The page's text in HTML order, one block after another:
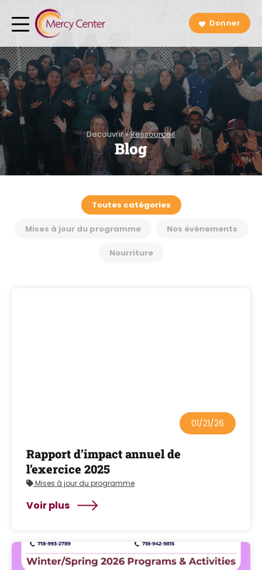
Decouvrir»Ressources
Blog
Toutes catégories
Mises à jour du programme Nos événements
Nourriture
01/21/26
Rapport d’impact annuel de
l’exercice 2025
Mises à jour du programme
Voir plus
Donner